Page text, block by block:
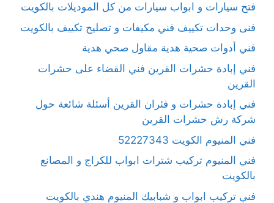
فتح سيارات و ابواب سيارات من كل الموديلات بالكويت
فنى وحدات تكييف فني مكيفات و تصليح تكييف بالكويت
فني أدوات صحية هدية مقاول صحي هدية
فني إبادة حشرات القرين فني القضاء على حشرات
القرين
فني إبادة حشرات و فئران القرين أسئلة شائعة حول
شركة رش حشرات القرين
فني المنيوم الكويت 52227343
فني المنيوم تركيب شترات ابواب للكراج و المصانع
بالكويت
فني تركيب ابواب و شبابيك المنيوم هندي بالكويت